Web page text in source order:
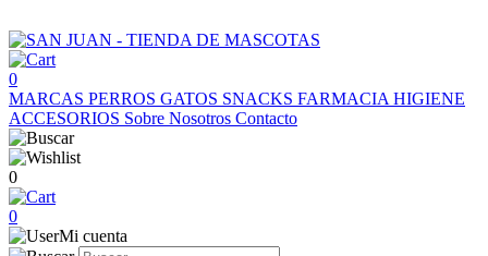
0
MARCAS PERROS GATOS SNACKS FARMACIA HIGIENE
ACCESORIOS Sobre Nosotros Contacto
0
0
Mi cuenta